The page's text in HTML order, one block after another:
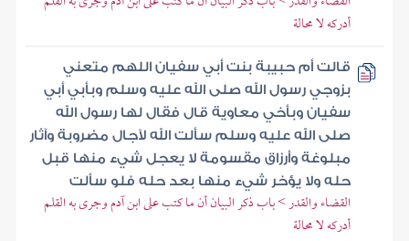
أدركه لا محالة
قالت أم حبيبة بنت أبي سفيان اللهم متعني
بزوجي رسول الله صلى الله عليه وسلم وبأبي أبي
سفيان وبأخي معاوية قال فقال لها رسول الله
صلى الله عليه وسلم سألت الله لآجال مضروبة وآثار
مبلوغة وأرزاق مقسومة لا يعجل شيء منها قبل
حله ولا يؤخر شيء منها بعد حله فلو سألت
القضاء والقدر > باب ذكر البيان أن ما كتب على ابن آدم وجرى به القلم
أدركه لا محالة